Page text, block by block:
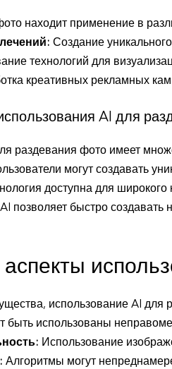
находит применение в
Создание
технологий для
креативных рекламных
AI для
раздевания фото имеет
могут создавать
доступна для широкого
позволяет быстро
аспекты
использование AI для
быть использованы
Использование
Алгоритмы могут